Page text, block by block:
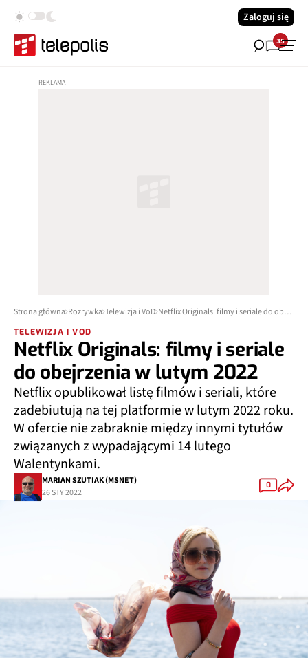
Zaloguj się
35
Strona główna Rozrywka Telewizja i VoD Netflix Originals: filmy i seriale do obejrzenia w lutym 2022
TELEWIZJA I VOD
Netflix Originals: filmy i seriale
do obejrzenia w lutym 2022
Netflix opublikował listę filmów i seriali, które
zadebiutują na tej platformie w lutym 2022 roku.
W ofercie nie zabraknie między innymi tytułów
związanych z wypadającymi 14 lutego
Walentynkami.
MARIAN SZUTIAK (MSNET)
26 STY 2022
0